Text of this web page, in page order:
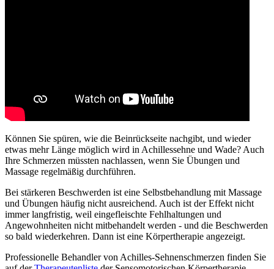
Können Sie spüren, wie die Beinrückseite nachgibt, und wieder
etwas mehr Länge möglich wird in Achillessehne und Wade? Auch
Ihre Schmerzen müssten nachlassen, wenn Sie Übungen und
Massage regelmäßig durchführen.
Bei stärkeren Beschwerden ist eine Selbstbehandlung mit Massage
und Übungen häufig nicht ausreichend. Auch ist der Effekt nicht
immer langfristig, weil eingefleischte Fehlhaltungen und
Angewohnheiten nicht mitbehandelt werden - und die Beschwerden
so bald wiederkehren. Dann ist eine Körpertherapie angezeigt.
Professionelle Behandler von Achilles-Sehnenschmerzen finden Sie